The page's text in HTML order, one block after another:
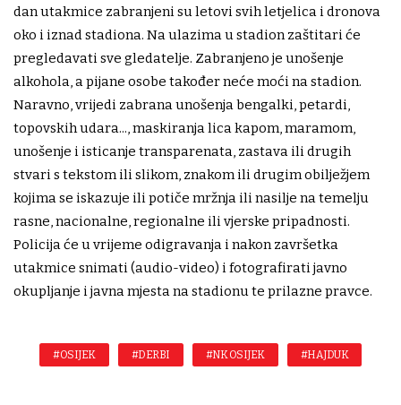
dan utakmice zabranjeni su letovi svih letjelica i dronova
oko i iznad stadiona. Na ulazima u stadion zaštitari će
pregledavati sve gledatelje. Zabranjeno je unošenje
alkohola, a pijane osobe također neće moći na stadion.
Naravno, vrijedi zabrana unošenja bengalki, petardi,
topovskih udara..., maskiranja lica kapom, maramom,
unošenje i isticanje transparenata, zastava ili drugih
stvari s tekstom ili slikom, znakom ili drugim obilježjem
kojima se iskazuje ili potiče mržnja ili nasilje na temelju
rasne, nacionalne, regionalne ili vjerske pripadnosti.
Policija će u vrijeme odigravanja i nakon završetka
utakmice snimati (audio-video) i fotografirati javno
okupljanje i javna mjesta na stadionu te prilazne pravce.
#OSIJEK #DERBI #NK OSIJEK #HAJDUK